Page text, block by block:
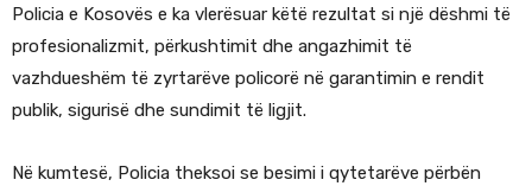
Policia e Kosovës e ka vlerësuar këtë rezultat si një dëshmi të
profesionalizmit, përkushtimit dhe angazhimit të
vazhdueshëm të zyrtarëve policorë në garantimin e rendit
publik, sigurisë dhe sundimit të ligjit.
Në kumtesë, Policia theksoi se besimi i qytetarëve përbën